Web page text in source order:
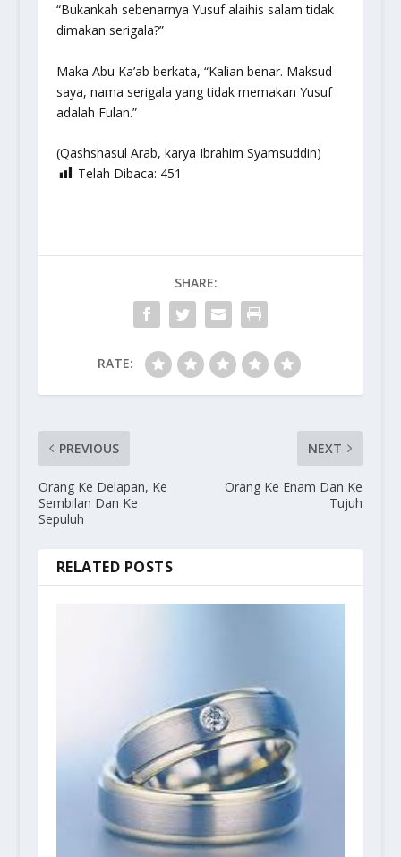
“Bukankah sebenarnya Yusuf alaihis salam tidak
dimakan serigala?”
Maka Abu Ka’ab berkata, “Kalian benar. Maksud
saya, nama serigala yang tidak memakan Yusuf
adalah Fulan.”
(Qashshasul Arab, karya Ibrahim Syamsuddin)
Telah Dibaca: 451
SHARE:
RATE:
PREVIOUS
Orang Ke Delapan, Ke
Sembilan Dan Ke
Sepuluh
NEXT
Orang Ke Enam Dan Ke
Tujuh
RELATED POSTS